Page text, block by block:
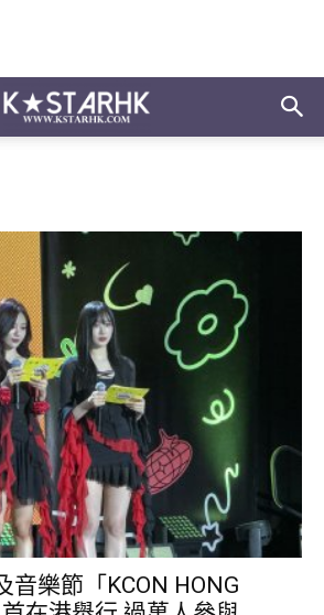
音樂節「KCON HONG